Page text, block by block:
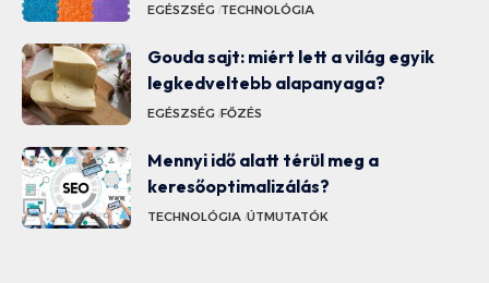
EGÉSZSÉG TECHNOLÓGIA
Gouda sajt: miért lett a világ egyik
legkedveltebb alapanyaga?
EGÉSZSÉG FŐZÉS
Mennyi idő alatt térül meg a
keresőoptimalizálás?
TECHNOLÓGIA ÚTMUTATÓK